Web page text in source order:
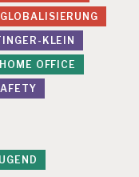
GLOBALISIERUNG
KLEIN
HOME OFFICE